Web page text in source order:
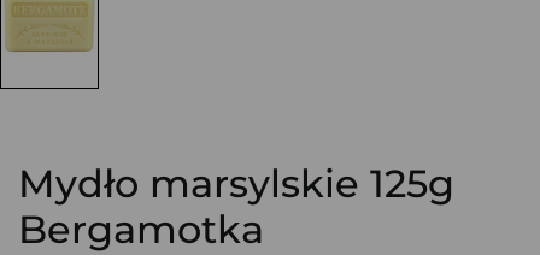
Mydło marsylskie 125g
Bergamotka